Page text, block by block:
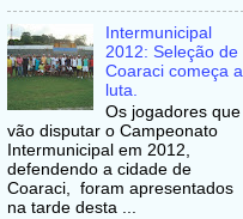
Intermunicipal
2012: Seleção de
Coaraci começa a
luta.
Os jogadores que
vão disputar o Campeonato
Intermunicipal em 2012,
defendendo a cidade de
Coaraci, foram apresentados
na tarde desta ...